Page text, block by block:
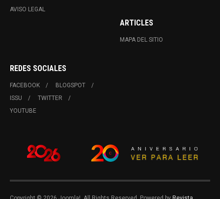
AVISO LEGAL
ARTICLES
MAPA DEL SITIO
REDES SOCIALES
FACEBOOK
BLOGSPOT
ISSU
TWITTER
YOUTUBE